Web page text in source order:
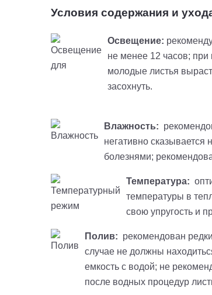
Условия содержания и
Освещение:
не менее 12 часов; при
молодые листья
засохнуть.
Влажность:
негативно
болезнями;
Температура:
температуры в
свою упругость и
Полив: рекомендован
случае не должны
емкость с водой; не
после водных процедур